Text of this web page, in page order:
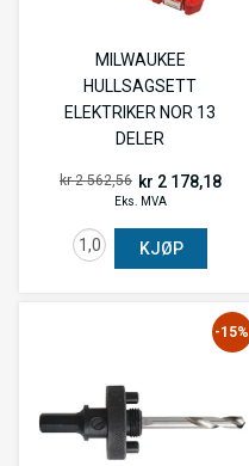
MILWAUKEE
HULLSAGSETT
ELEKTRIKER NOR 13
DELER
kr 2 562,56 kr 2 178,18
Eks. MVA
KJØP
-15%